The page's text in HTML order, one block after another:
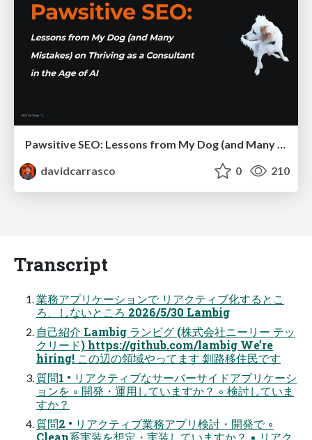
davidcarrasco
0 210
Transcript
業務アプリケーションで リアクティブ化するとこ
ろ、しないところ 2026/5/30 Lambig
自己紹介 Lambig ランビグ (株式会社ニーリー テッ
クリード) https://github.com/lambig We’re
hiring! この辺の領域やってます 釧路移住民です
質問1 • リアクティブなサーバーサイドアプリケーシ
ョンを ◦ 開発・運用していますか？ ◦ 検討していま
すか？
質問2 • リアクティブ業務アプリ検討・開発で ◦
Clean系実装を想定・実装していますか？ ▪ リアク